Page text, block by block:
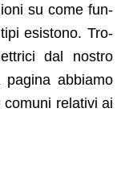
su come fun­
esistono. Tro­
dal nos­tro
pag­i­na abbi­amo
rel­a­tivi ai